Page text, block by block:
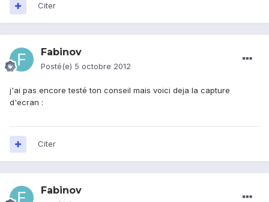
Citer
Fabinov
Posté(e) 5 octobre 2012
j'ai pas encore testé ton conseil mais voici deja la capture
d'ecran :
Citer
Fabinov